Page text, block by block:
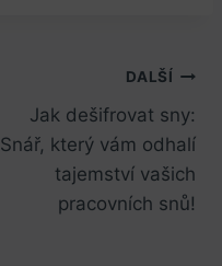
DALŠÍ
Jak dešifrovat sny:
Snář, který vám odhalí
tajemství vašich
pracovních snů!